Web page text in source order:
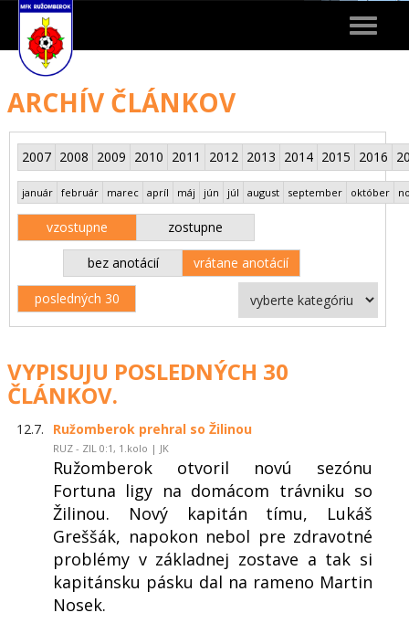
Toggle
ARCHÍV ČLÁNKOV
2007 2008 2009 2010 2011 2012 2013 2014 2015 2016
január február marec apríl máj jún júl august september október
vzostupne zostupne
bez anotácií vrátane anotácií
posledných 30
VYPISUJU POSLEDNÝCH 30
ČLÁNKOV.
12.7. Ružomberok prehral so Žilinou
RUZ - ZIL 0:1, 1.kolo | JK
Ružomberok otvoril novú sezónu
Fortuna ligy na domácom trávniku so
Žilinou. Nový kapitán tímu, Lukáš
Greššák, napokon nebol pre zdravotné
problémy v základnej zostave a tak si
kapitánsku pásku dal na rameno Martin
Nosek.